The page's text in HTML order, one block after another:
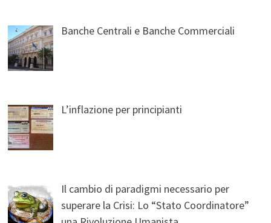
Banche Centrali e Banche Commerciali
L’inflazione per principianti
Il cambio di paradigmi necessario per
superare la Crisi: Lo “Stato Coordinatore”